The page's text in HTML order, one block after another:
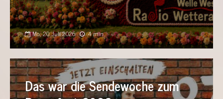
Mo., 20. Juli 2026 4 min
Das war die Sendewoche zum